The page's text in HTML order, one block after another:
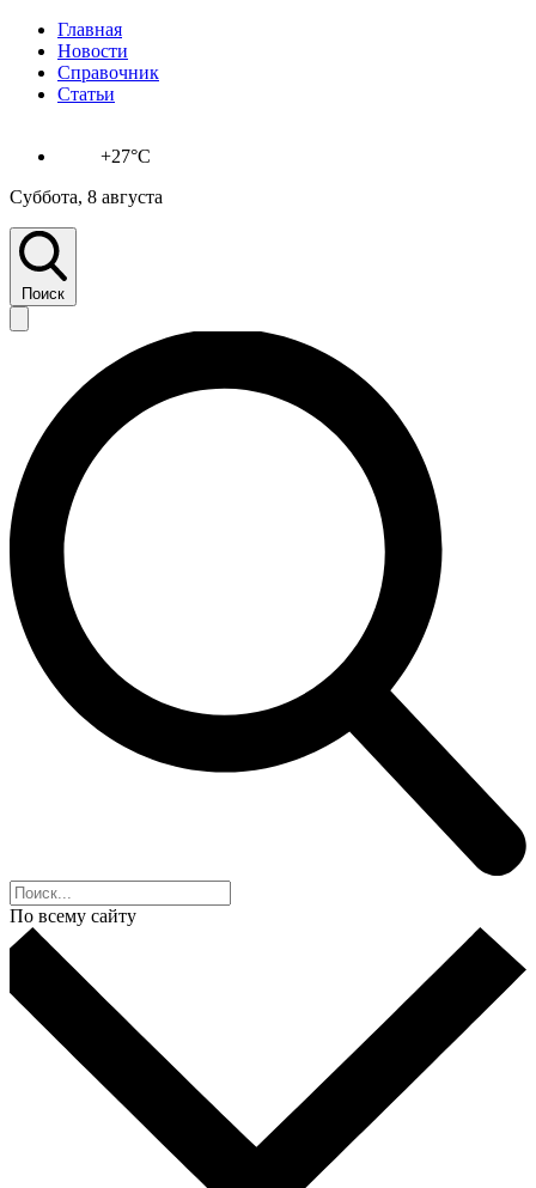
Главная
Новости
Справочник
Статьи
+27°C
Суббота, 8 августа
Поиск
По всему сайту